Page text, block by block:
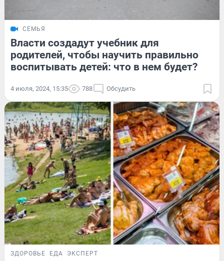
СЕМЬЯ
Власти создадут учебник для
родителей, чтобы научить правильно
воспитывать детей: что в нем будет?
4 июля, 2024, 15:35 788 Обсудить
ЗДОРОВЬЕ ЕДА ЭКСПЕРТ